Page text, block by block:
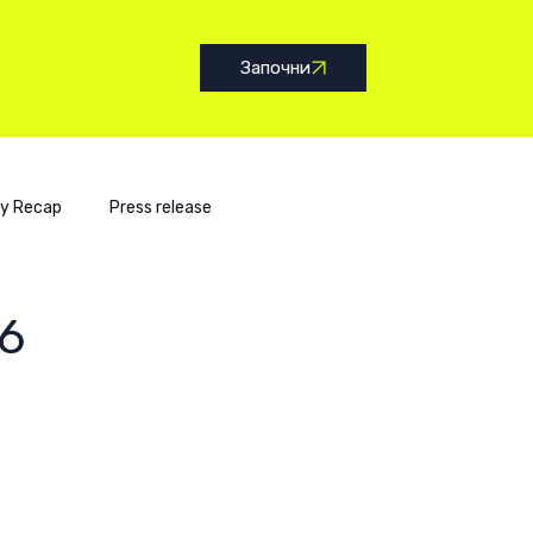
Започни
Recap Press release